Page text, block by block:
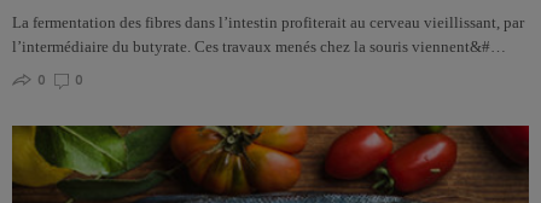
La fermentation des fibres dans l’intestin profiterait au cerveau vieillissant, par
l’intermédiaire du butyrate. Ces travaux menés chez la souris viennent&#…
0
0